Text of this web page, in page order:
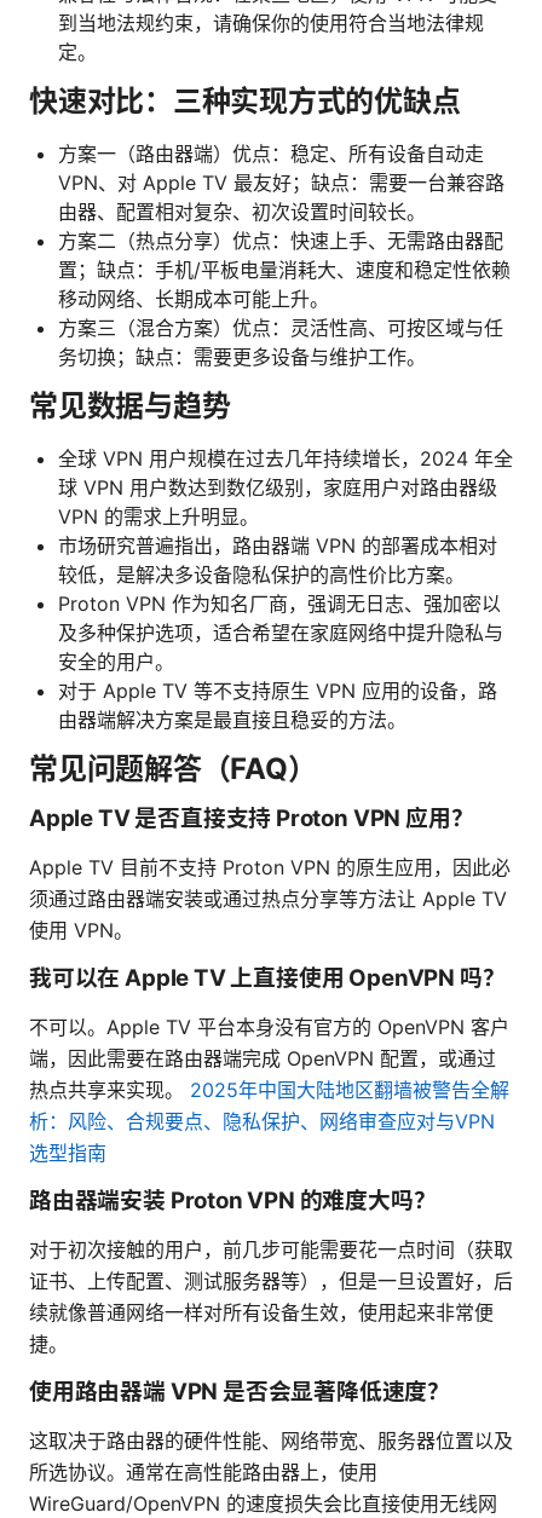
到当地法规约束，请确保你的使用符合当地法律规
定。
快速对比：三种实现方式的优缺点
方案一（路由器端）优点：稳定、所有设备自动走
VPN、对 Apple TV 最友好；缺点：需要一台兼容路
由器、配置相对复杂、初次设置时间较长。
方案二（热点分享）优点：快速上手、无需路由器配
置；缺点：手机/平板电量消耗大、速度和稳定性依赖
移动网络、长期成本可能上升。
方案三（混合方案）优点：灵活性高、可按区域与任
务切换；缺点：需要更多设备与维护工作。
常见数据与趋势
全球 VPN 用户规模在过去几年持续增长，2024 年全
球 VPN 用户数达到数亿级别，家庭用户对路由器级
VPN 的需求上升明显。
市场研究普遍指出，路由器端 VPN 的部署成本相对
较低，是解决多设备隐私保护的高性价比方案。
Proton VPN 作为知名厂商，强调无日志、强加密以
及多种保护选项，适合希望在家庭网络中提升隐私与
安全的用户。
对于 Apple TV 等不支持原生 VPN 应用的设备，路
由器端解决方案是最直接且稳妥的方法。
常见问题解答（FAQ）
Apple TV 是否直接支持 Proton VPN 应用？
Apple TV 目前不支持 Proton VPN 的原生应用，因此必
须通过路由器端安装或通过热点分享等方法让 Apple TV
使用 VPN。
我可以在 Apple TV 上直接使用 OpenVPN 吗？
不可以。Apple TV 平台本身没有官方的 OpenVPN 客户
端，因此需要在路由器端完成 OpenVPN 配置，或通过
热点共享来实现。 2025年中国大陆地区翻墙被警告全解
析：风险、合规要点、隐私保护、网络审查应对与VPN
选型指南
路由器端安装 Proton VPN 的难度大吗？
对于初次接触的用户，前几步可能需要花一点时间（获取
证书、上传配置、测试服务器等），但是一旦设置好，后
续就像普通网络一样对所有设备生效，使用起来非常便
捷。
使用路由器端 VPN 是否会显著降低速度？
这取决于路由器的硬件性能、网络带宽、服务器位置以及
所选协议。通常在高性能路由器上，使用
WireGuard/OpenVPN 的速度损失会比直接使用无线网